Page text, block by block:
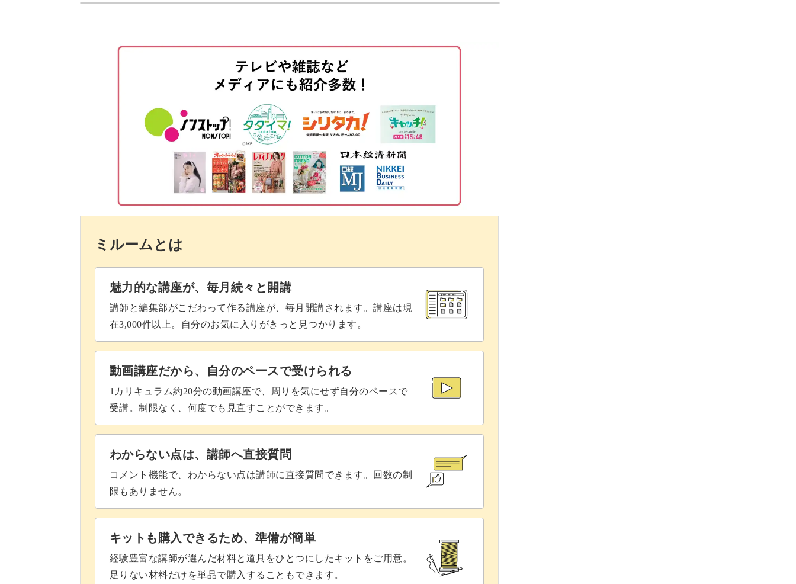
ていきます。
天白麻耶先生のブラシワークを何度もチェックして、きれいで奥行き感のあるお花を描
存在感のあるデザインは、1本のお爪にワンポイントとしても◎
今回のような淡いカラーでも華やかな印象に仕上がり、上品で大人の雰囲気をしっかり
演出してくれますよ。
ぜひこの機会にオーバルブラシでお花を描く方法をマスターして、サロンワークでお客
さまのお爪に華やかなお花を描いてみてくださいね♪
花を描くときのポイント
M25のホワイトで外側の花びらを描く
M253のくすみパープルを花びら全体に塗布する
M143のピンクを花の中央に塗布する
K3のホワイトで真ん中の花びらを描く
M253のくすみパープルを花びら全体に塗布する
K3のホワイトで花びらの中心を描く
ミキシングジェルを塗布する
完成♪
ミルームとは
魅力的な講座が、毎月続々と開講
講師と編集部がこだわって作る講座が、毎月開講されます。講座は現
在3,000件以上。自分のお気に入りがきっと見つかります。
動画講座だから、自分のペースで受けられる
1カリキュラム約20分の動画講座で、周りを気にせず自分のペースで
受講。制限なく、何度でも見直すことができます。
わからない点は、講師へ直接質問
コメント機能で、わからない点は講師に直接質問できます。回数の制
限もありません。
キットも購入できるため、準備が簡単
経験豊富な講師が選んだ材料と道具をひとつにしたキットをご用意。
足りない材料だけを単品で購入することもできます。